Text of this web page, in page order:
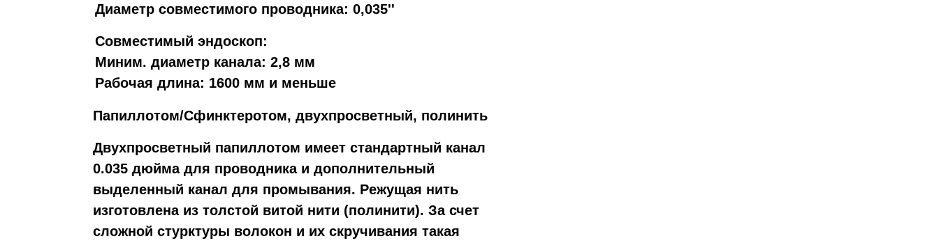
Диаметр совместимого проводника: 0,035''
Совместимый эндоскоп:
Миним. диаметр канала: 2,8 мм
Рабочая длина: 1600 мм и меньше
Папиллотом/Сфинктеротом, двухпросветный, полинить
Двухпросветный папиллотом имеет стандартный канал
0.035 дюйма для проводникаи дополнительный
выделенный канал для промывания. Режущая нить
изготовлена из толстой витой нити (полинити). За счет
сложной стурктуры волокон и их скручивания такая